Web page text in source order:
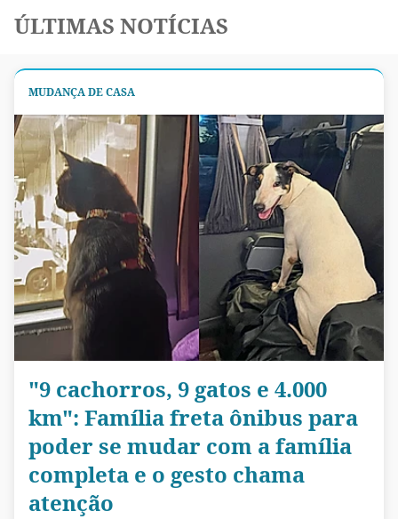
ÚLTIMAS NOTÍCIAS
MUDANÇA DE CASA
"9 cachorros, 9 gatos e 4.000
km": Família freta ônibus para
poder se mudar com a família
completa e o gesto chama
atenção